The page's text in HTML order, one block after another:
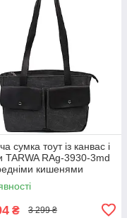
сумка тоут із канвас і
TARWA RAg-3930-3md
кишенями
₴ 3 299 ₴